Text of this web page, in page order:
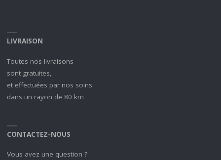
LIVRAISON
Toutes nos livraisons
sont gratuites,
et effectuées par nos soins
dans un rayon de 80 km
CONTACTEZ-NOUS
Vous avez une question ?